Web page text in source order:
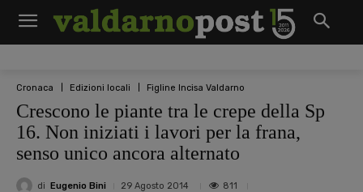
Cronaca Edizioni locali Figline Incisa Valdarno
Crescono le piante tra le crepe della Sp
16. Non iniziati i lavori per la frana,
senso unico ancora alternato
di Eugenio Bini 29 Agosto 2014 811